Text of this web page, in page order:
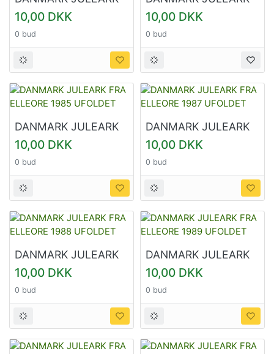
FRA ELLEORE 1983
UFOLDET
10,00 DKK
0 bud
FRA ELLEORE 1992
UFOLDET
10,00 DKK
0 bud
DANMARK JULEARK
FRA ELLEORE 1985
UFOLDET
10,00 DKK
0 bud
DANMARK JULEARK
FRA ELLEORE 1987
UFOLDET
10,00 DKK
0 bud
DANMARK JULEARK
FRA ELLEORE 1988
UFOLDET
10,00 DKK
0 bud
DANMARK JULEARK
FRA ELLEORE 1989
UFOLDET
10,00 DKK
0 bud